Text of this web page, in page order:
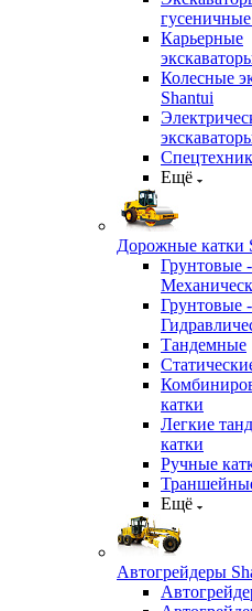
Карьерные
Колесные
Shantui
Ещё
Дорожные катки
Грунтовые -
Грунтовые -
Тандемные
катки
Легкие
катки
Ручные
Ещё
Автогрейдеры